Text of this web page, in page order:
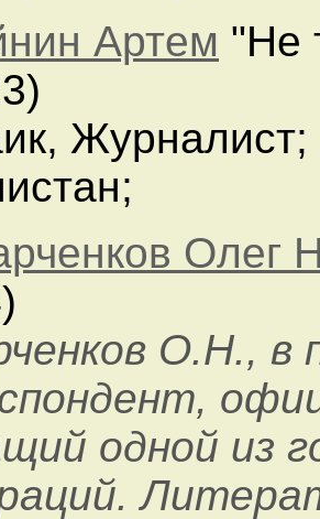
Артем "Не
Олег
О.Н., в
одной из